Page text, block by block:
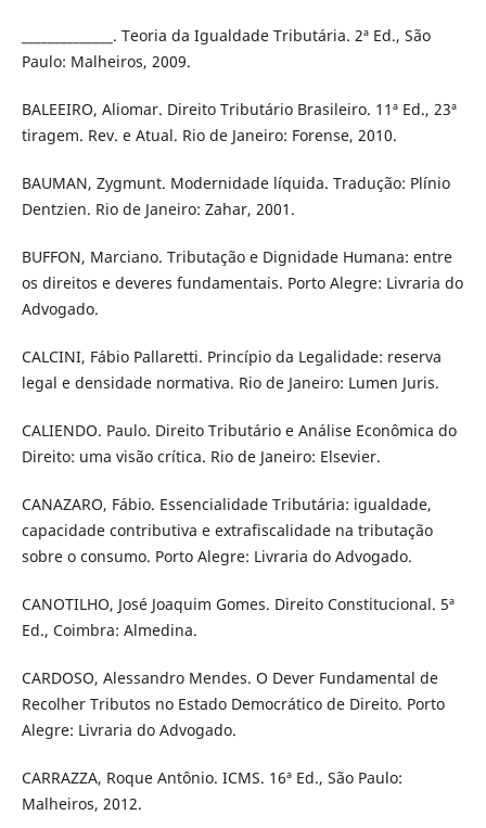
______________. Teoria da Igualdade Tributária. 2ª Ed., São
Paulo: Malheiros, 2009.
BALEEIRO, Aliomar. Direito Tributário Brasileiro. 11ª Ed., 23ª
tiragem. Rev. e Atual. Rio de Janeiro: Forense, 2010.
BAUMAN, Zygmunt. Modernidade lí­quida. Tradução: Plí­nio
Dentzien. Rio de Janeiro: Zahar, 2001.
BUFFON, Marciano. Tributação e Dignidade Humana: entre
os direitos e deveres fundamentais. Porto Alegre: Livraria do
Advogado.
CALCINI, Fábio Pallaretti. Princí­pio da Legalidade: reserva
legal e densidade normativa. Rio de Janeiro: Lumen Juris.
CALIENDO. Paulo. Direito Tributário e Análise Econômica do
Direito: uma visão crí­tica. Rio de Janeiro: Elsevier.
CANAZARO, Fábio. Essencialidade Tributária: igualdade,
capacidade contributiva e extrafiscalidade na tributação
sobre o consumo. Porto Alegre: Livraria do Advogado.
CANOTILHO, José Joaquim Gomes. Direito Constitucional. 5ª
Ed., Coimbra: Almedina.
CARDOSO, Alessandro Mendes. O Dever Fundamental de
Recolher Tributos no Estado Democrático de Direito. Porto
Alegre: Livraria do Advogado.
CARRAZZA, Roque Antônio. ICMS. 16ª Ed., São Paulo:
Malheiros, 2012.